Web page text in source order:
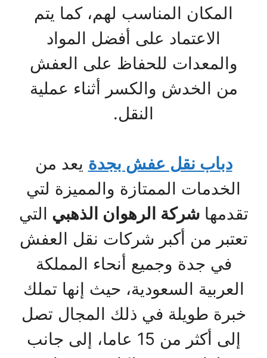
المكان المناسب لهم، كما يتم
الاعتماد على أفضل المواد
والمعدات للحفاظ على العفش
من الخدش والكسر أثناء عملية
النقل.
دباب نقل عفش بجدة يعد من
الخدمات الممتازة والمميزة لتي
تقدمهاشركة الرهوان الذهبي التي
تعتبر من أكبر شركات نقل العفش
في جدة وجميع أنحاء المملكة
العربية السعودية، حيث إنها تملك
خبرة طويلة في ذلك المجال تصل
إلى أكثر من 15 عاما، إلى جانب